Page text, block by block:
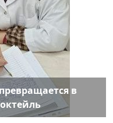
в